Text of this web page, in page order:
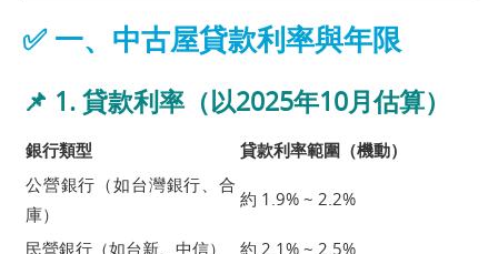
✅ 一、中古屋貸款利率與年限
📌 1. 貸款利率（以2025年10月估算）
銀行類型
貸款利率範圍（機動）
公營銀行（如台灣銀行、合
庫）
約 1.9% ~ 2.2%
民營銀行（如台新、中信） 約 2.1% ~ 2.5%